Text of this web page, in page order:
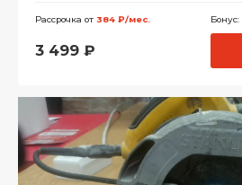
Рассрочка от 384 ₽/мес. Бонус:
3 499 ₽